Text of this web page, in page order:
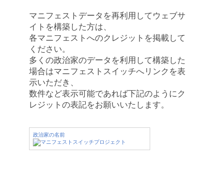
マニフェストデータを再利用してウェブサ
イトを構築した方は、
各マニフェストへのクレジットを掲載して
ください。
多くの政治家のデータを利用して構築した
場合はマニフェストスイッチへリンクを表
示いただき、
数件など表示可能であれば下記のようにク
レジットの表記をお願いいたします。
政治家の名前